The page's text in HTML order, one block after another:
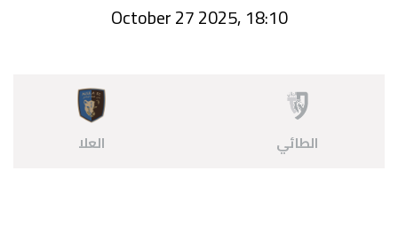
October 27 2025, 18:10
الطائي العلا